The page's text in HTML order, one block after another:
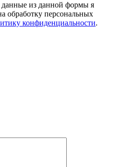
данные из данной формы я
обработку персональных
конфиденциальности.